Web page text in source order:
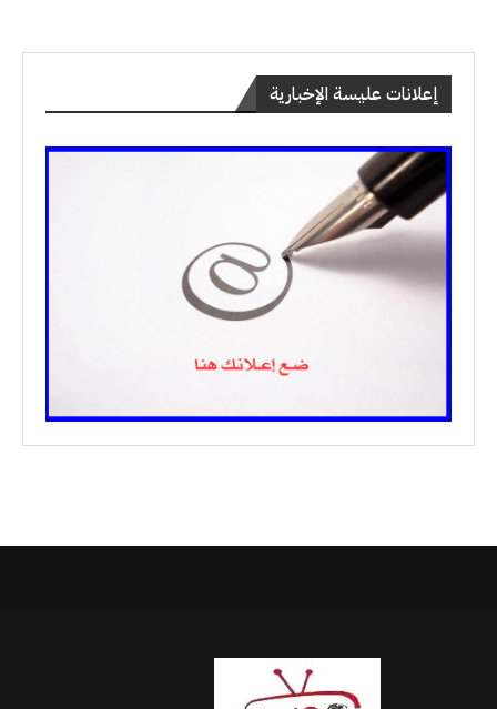
إعلانات عليسة الإخبارية